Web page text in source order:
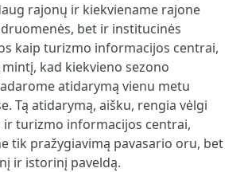
rajonų ir kiekviename rajone
bet ir institucinės
kaip turizmo informacijos centrai,
kad kiekvieno sezono
atidarymą vienu metu
Tą atidarymą, aišku, rengia vėlgi
ir turizmo informacijos centrai,
tik pražygiavimą pavasario oru, bet
ir istorinį paveldą.